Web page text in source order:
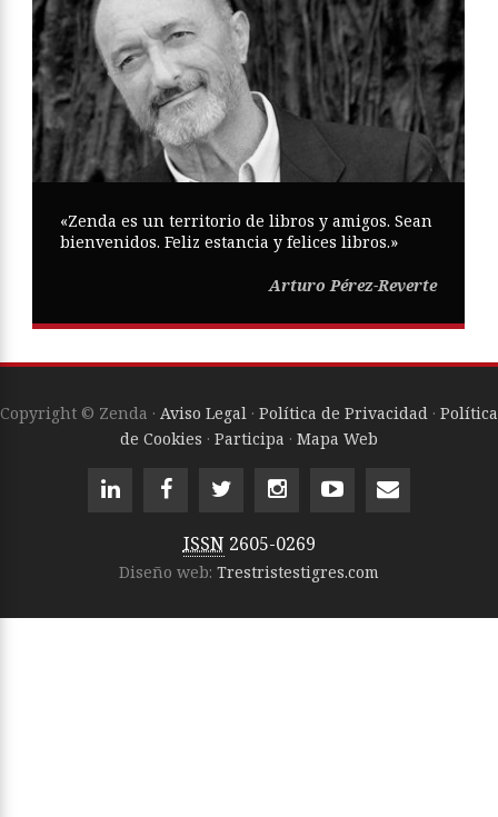
«Zenda es un territorio de libros y amigos. Sean
bienvenidos. Feliz estancia y felices libros.»
Arturo Pérez-Reverte
Copyright © Zenda · Aviso Legal · Política de Privacidad · Política
de Cookies · Participa · Mapa Web
ISSN 2605-0269
Diseño web: Trestristestigres.com